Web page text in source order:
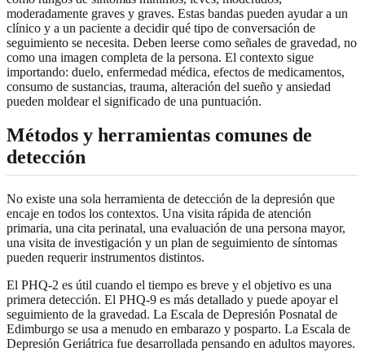
moderadamente graves y graves. Estas bandas pueden ayudar a un
clínico y a un paciente a decidir qué tipo de conversación de
seguimiento se necesita. Deben leerse como señales de gravedad, no
como una imagen completa de la persona. El contexto sigue
importando: duelo, enfermedad médica, efectos de medicamentos,
consumo de sustancias, trauma, alteración del sueño y ansiedad
pueden moldear el significado de una puntuación.
Métodos y herramientas comunes de
detección
No existe una sola herramienta de detección de la depresión que
encaje en todos los contextos. Una visita rápida de atención
primaria, una cita perinatal, una evaluación de una persona mayor,
una visita de investigación y un plan de seguimiento de síntomas
pueden requerir instrumentos distintos.
El PHQ-2 es útil cuando el tiempo es breve y el objetivo es una
primera detección. El PHQ-9 es más detallado y puede apoyar el
seguimiento de la gravedad. La Escala de Depresión Posnatal de
Edimburgo se usa a menudo en embarazo y posparto. La Escala de
Depresión Geriátrica fue desarrollada pensando en adultos mayores.